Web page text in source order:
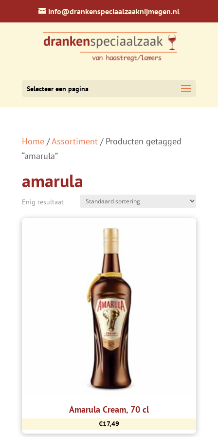
info@drankenspeciaalzaaknijmegen.nl
Selecteer een pagina
Home/Assortiment/ Producten getagged
“amarula”
amarula
Enig resultaat
Amarula Cream, 70 cl
€17,49